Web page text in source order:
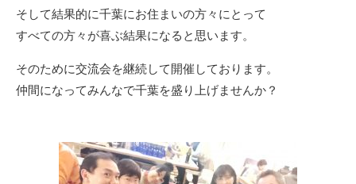
そして結果的に千葉にお住まいの方々にとって
すべての方々が喜ぶ結果になると思います。
そのために交流会を継続して開催しております。
仲間になってみんなで千葉を盛り上げませんか？